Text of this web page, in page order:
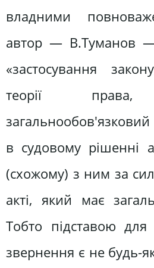
владними
автор — В.Туманов
«застосування
теорії
в судовому рішенні
(схожому) з ним за
акті, який має
Тобто підставою для
звернення є не будь-